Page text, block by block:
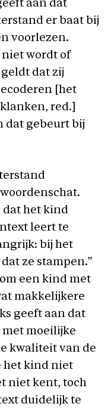
aan dat
er baat bij
voorlezen.
niet wordt of
dat zij
[het
red.]
dat gebeurt bij
dat het kind
leert te
bij het
ze stampen.”
een kind met
makkelijkere
geeft aan dat
met moeilijke
kwaliteit van de
het kind niet
niet kent, toch
duidelijk te